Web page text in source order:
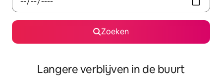
Zoeken
Langere verblijven in de buurt